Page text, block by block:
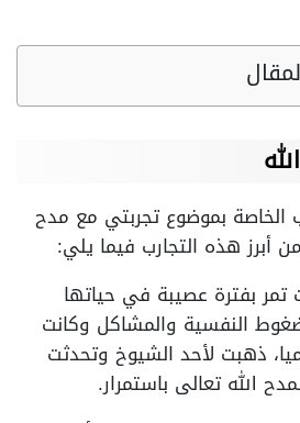
الخاصة بموضوع تجربتي مع مدح
أبرز هذه التجارب فيما يلي:
بفترة عصيبة في حياتها
النفسية والمشاكل وكانت
ذهبت لأحد الشيوخ وتحدثت
الله تعالى باستمرار.